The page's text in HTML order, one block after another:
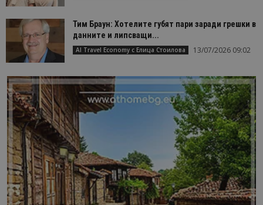
Тим Браун: Хотелите губят пари заради грешки в
данните и липсващи...
AI Travel Economy с Елица Стоилова 13/07/2026 09:02